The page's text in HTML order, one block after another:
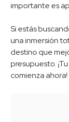
importante es
Si estás
una inmersión
destino que
presupuesto.
comienza ahora!